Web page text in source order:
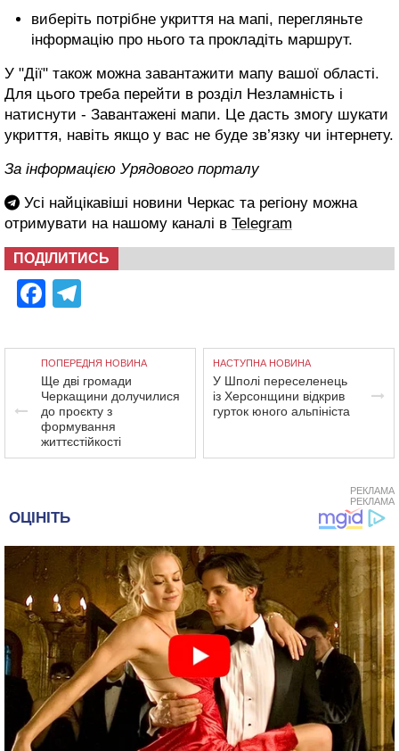
виберіть потрібне укриття на мапі, перегляньте
інформацію про нього та прокладіть маршрут.
У "Дії" також можна завантажити мапу вашої області.
Для цього треба перейти в розділ Незламність і
натиснути - Завантажені мапи. Це дасть змогу шукати
укриття, навіть якщо у вас не буде зв’язку чи інтернету.
За інформацією Урядового порталу
Усі найцікавіші новини Черкас та регіону можна
отримувати на нашому каналі в Telegram
ПОДІЛИТИСЬ
Facebook
ПОПЕРЕДНЯ НОВИНА
Ще дві громади
Черкащини долучилися
до проєкту з
формування
життєстійкості
НАСТУПНА НОВИНА
У Шполі переселенець
із Херсонщини відкрив
гурток юного альпініста
РЕКЛАМА
РЕКЛАМА